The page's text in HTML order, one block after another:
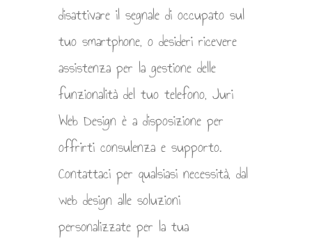
disattivare il segnale di occupato sul
tuo smartphone, o desideri ricevere
assistenza per la gestione delle
funzionalità del tuo telefono, Juri
Web Design è a disposizione per
offrirti consulenza e supporto.
Contattaci per qualsiasi necessità, dal
web design alle soluzioni
personalizzate per la tua